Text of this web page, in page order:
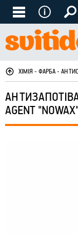
ХІМІЯ - ФАРБА -
AGENT